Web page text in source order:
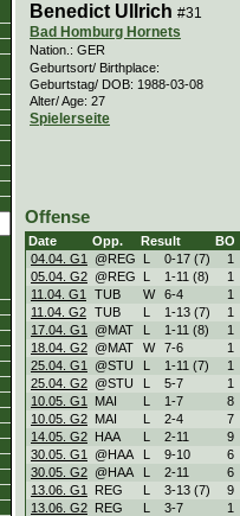
Benedict Ullrich #31
Bad Homburg Hornets
Nation.: GER
Geburtsort/ Birthplace:
Geburtstag/ DOB: 1988-03-08
Alter/ Age: 27
Spielerseite
Offense
Date Opp. Result
BO
04.04. G1
@REG L 0-17 (7)
1
05.04. G2 @REG L 1-11 (8)
1
11.04. G1
TUB W 6-4
1
11.04. G2 TUB L 1-13 (7)
1
17.04. G1
@MAT L 1-11 (8)
1
18.04. G2 @MAT W 7-6
1
25.04. G1
@STU L 1-11 (7)
1
25.04. G2 @STU L 5-7
1
10.05. G1
MAI L 1-7
8
10.05. G2 MAI L 2-4
7
14.05. G2 HAA L 2-11
9
30.05. G1
@HAA L 9-10
6
30.05. G2 @HAA L 2-11
6
13.06. G1
REG L 3-13 (7)
9
13.06. G2 REG L 3-7
1